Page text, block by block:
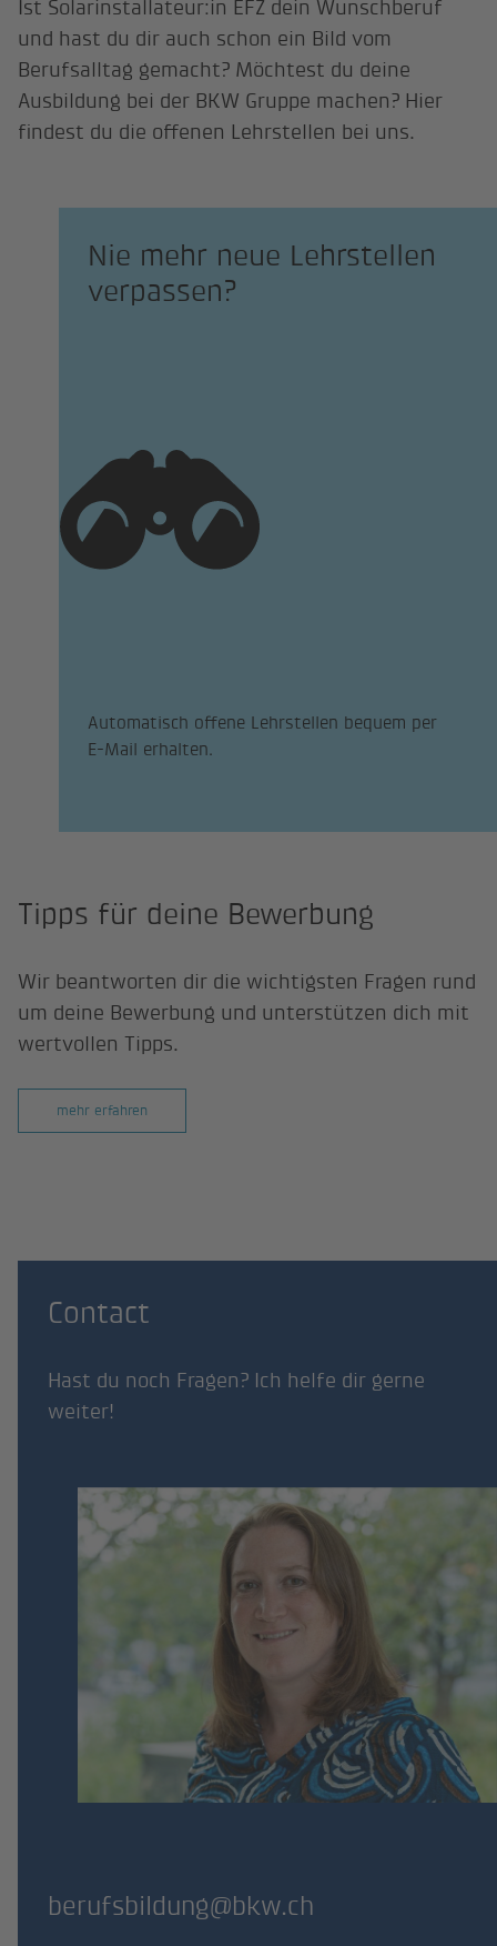
Ist Solarinstallateur:in EFZ dein Wunschberuf
und hast du dir auch schon ein Bild vom
Berufsalltag gemacht? Möchtest du deine
Ausbildung bei der BKW Gruppe machen? Hier
findest du die offenen Lehrstellen bei uns.
Nie mehr neue Lehrstellen
verpassen?
Automatisch offene Lehrstellen bequem per
E-Mail erhalten.
Tipps für deine Bewerbung
Wir beantworten dir die wichtigsten Fragen rund
um deine Bewerbung und unterstützen dich mit
wertvollen Tipps.
mehr erfahren
Contact
Hast du noch Fragen? Ich helfe dir gerne
weiter!
berufsbildung@bkw.ch